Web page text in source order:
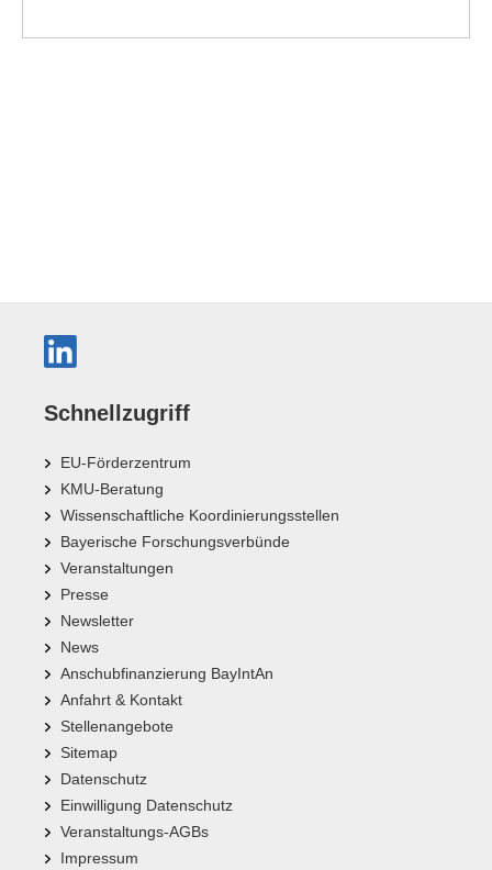
Schnellzugriff
EU-Förderzentrum
KMU-Beratung
Wissenschaftliche Koordinierungsstellen
Bayerische Forschungsverbünde
Veranstaltungen
Presse
Newsletter
News
Anschubfinanzierung BayIntAn
Anfahrt & Kontakt
Stellenangebote
Sitemap
Datenschutz
Einwilligung Datenschutz
Veranstaltungs-AGBs
Impressum